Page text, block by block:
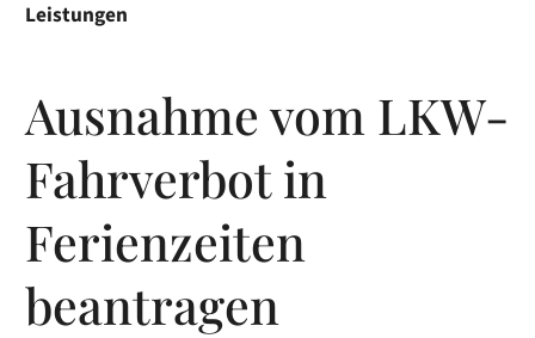
Leistungen
Ausnahme vom LKW-
Fahrverbot in
Ferienzeiten
beantragen